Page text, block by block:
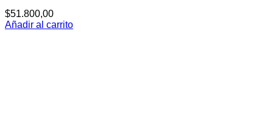
$51.800,00
Añadir al carrito